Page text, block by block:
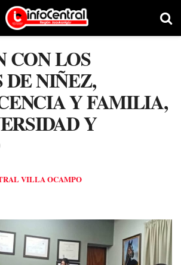
CON LOS
DE NIÑEZ,
Y FAMILIA,
Y
VILLA OCAMPO